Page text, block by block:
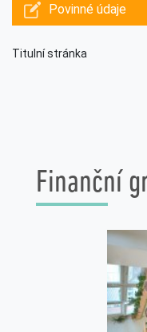
Povinné údaje
Titulní stránka
Finanční